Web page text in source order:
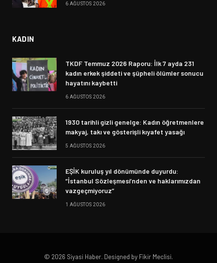
6 AĞUSTOS 2026
KADIN
TKDF Temmuz 2026 Raporu: İlk 7 ayda 231
kadın erkek şiddeti ve şüpheli ölümler sonucu
hayatını kaybetti
6 AĞUSTOS 2026
1930 tarihli gizli genelge: Kadın öğretmenlere
makyaj, takı ve gösterişli kıyafet yasağı
5 AĞUSTOS 2026
EŞİK kuruluş yıl dönümünde duyurdu:
“İstanbul Sözleşmesi’nden ve haklarımızdan
vazgeçmiyoruz”
1 AĞUSTOS 2026
© 2026 Siyasi Haber. Designed by Fikir Meclisi.